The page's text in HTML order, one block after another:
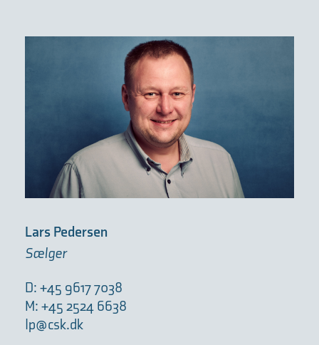
Lars Pedersen
Sælger
D: +45 9617 7038
M: +45 2524 6638
lp@csk.dk